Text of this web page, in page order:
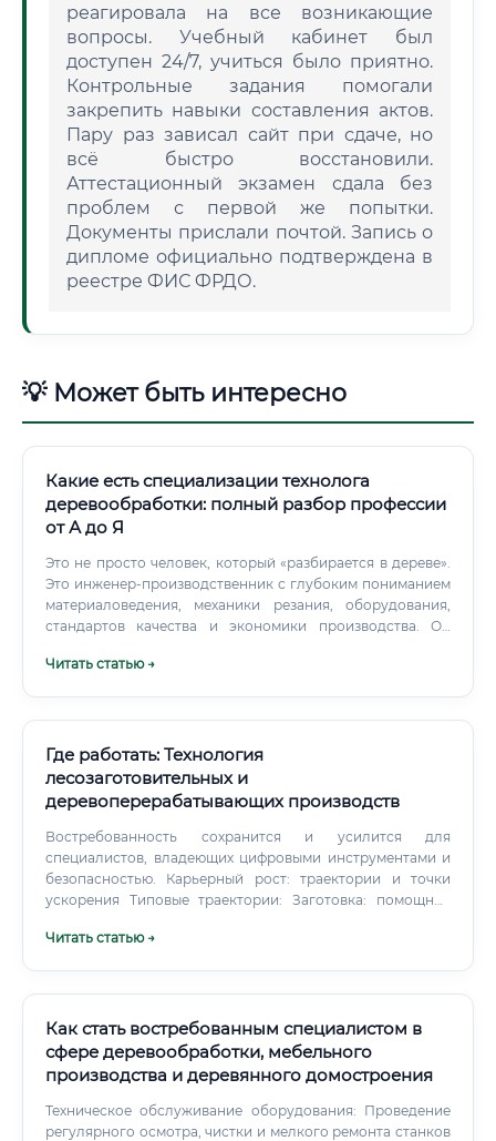
реагировала на все возникающие
вопросы. Учебный кабинет был
доступен 24/7, учиться было приятно.
Контрольные задания помогали
закрепить навыки составления актов.
Пару раз зависал сайт при сдаче, но
всё быстро восстановили.
Аттестационный экзамен сдала без
проблем с первой же попытки.
Документы прислали почтой. Запись о
дипломе официально подтверждена в
реестре ФИС ФРДО.
💡 Может быть интересно
Какие есть специализации технолога
деревообработки: полный разбор профессии
от А до Я
Это не просто человек, который «разбирается в дереве».
Это инженер-производственник с глубоким пониманием
материаловедения, механики резания, оборудования,
стандартов качества и экономики производства. Он
заданным параметрам — по прочности, геометрии,
Читать статью →
Где работать: Технология
лесозаготовительных и
деревоперерабатывающих производств
Востребованность сохранится и усилится для
специалистов, владеющих цифровыми инструментами и
безопасностью. Карьерный рост: траектории и точки
ускорения Типовые траектории: Заготовка: помощник
участка → начальник лесопункта → производственный
Читать статью →
Как стать востребованным специалистом в
сфере деревообработки, мебельного
производства и деревянного домостроения
Техническое обслуживание оборудования: Проведение
регулярного осмотра, чистки и мелкого ремонта станков